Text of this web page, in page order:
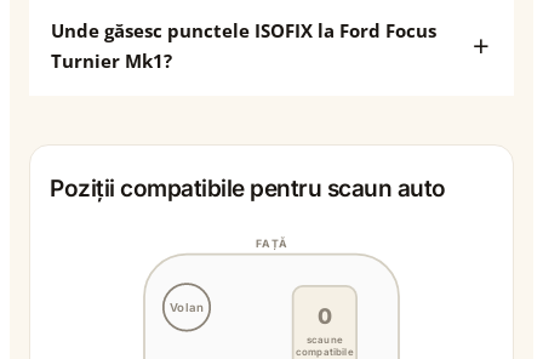
Unde găsesc punctele ISOFIX la Ford Focus
Turnier Mk1?
Poziții compatibile pentru scaun auto
Volan
FAȚĂ
0
scaune
compatibile